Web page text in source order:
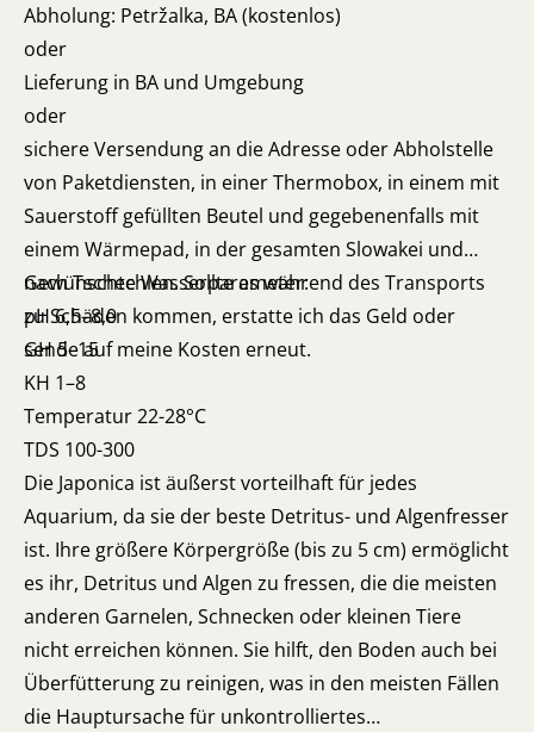
Abholung: Petržalka, BA (kostenlos)
oder
Lieferung in BA und Umgebung
oder
sichere Versendung an die Adresse oder Abholstelle
von Paketdiensten, in einer Thermobox, in einem mit
Sauerstoff gefüllten Beutel und gegebenenfalls mit
einem Wärmepad, in der gesamten Slowakei und
nach Tschechien. Sollte es während des Transports
zu Schäden kommen, erstatte ich das Geld oder
sende auf meine Kosten erneut.
Gewünschte Wasserparameter:
pH 6,5–8,0
GH 5–15
KH 1–8
Temperatur 22-28°C
TDS 100-300
Die Japonica ist äußerst vorteilhaft für jedes
Aquarium, da sie der beste Detritus- und Algenfresser
ist. Ihre größere Körpergröße (bis zu 5 cm) ermöglicht
es ihr, Detritus und Algen zu fressen, die die meisten
anderen Garnelen, Schnecken oder kleinen Tiere
nicht erreichen können. Sie hilft, den Boden auch bei
Überfütterung zu reinigen, was in den meisten Fällen
die Hauptursache für unkontrolliertes